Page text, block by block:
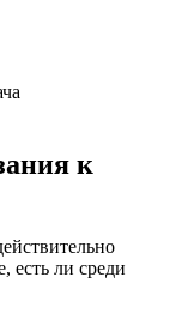
к
есть ли среди